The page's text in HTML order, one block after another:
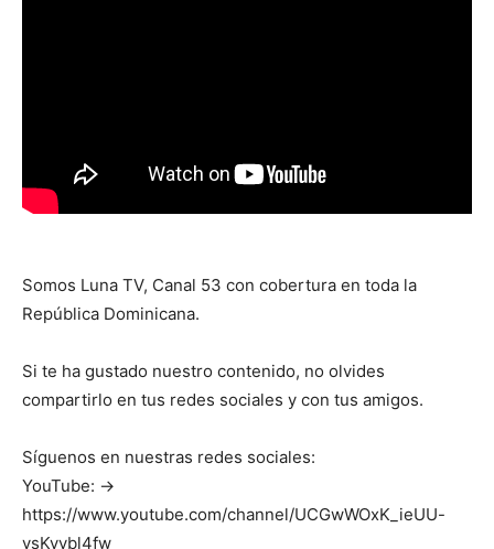
Somos Luna TV, Canal 53 con cobertura en toda la
República Dominicana.
Si te ha gustado nuestro contenido, no olvides
compartirlo en tus redes sociales y con tus amigos.
Síguenos en nuestras redes sociales:
YouTube: →
https://www.youtube.com/channel/UCGwWOxK_ieUU-
vsKvvbl4fw